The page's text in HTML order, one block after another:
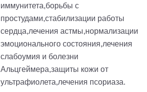
иммунитета,борьбы с
простудами,стабилизации работы
сердца,лечения астмы,нормализации
эмоционального состояния,лечения
слабоумия и болезни
Альцгеймера,защиты кожи от
ультрафиолета,лечения псориаза.